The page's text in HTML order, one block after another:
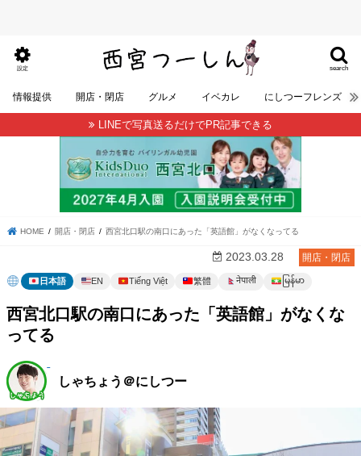
search
設定
情報提供 開店・閉店 グルメ イベカレ にしつーフレンズ
LINEで写真送るだけでPR記事できる
HOME 開店・閉店 西宮北口駅の南口にあった「英語館」がなくなってる
開店・閉店
2023.03.28
日本語 EN Tiếng Việt 繁體 नेपाली မြန်မာ
西宮北口駅の南口にあった「英語館」がなくな
ってる
しゃちょう＠にしつー